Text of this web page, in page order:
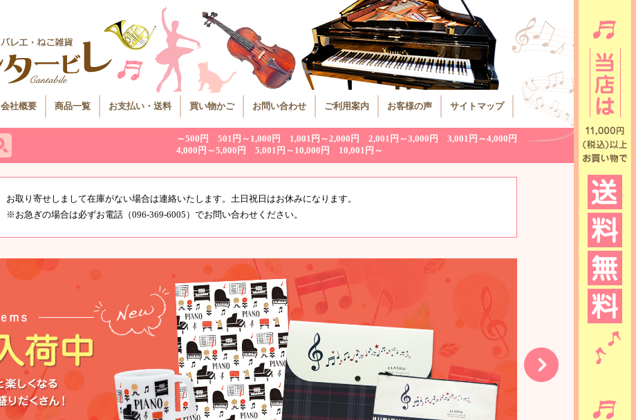
会社概要 商品一覧 お支払い・送料 買い物かご お問い合わせ ご利用案内 お客様の声 サイトマップ
～500円 501円～1,000円 1,001円～2,000円 2,001円～3,000円
3,001円～4,000円
4,000円～5,000円
5,001円～10,000円 10,001円～
お取り寄せしまして在庫がない場合は連絡いたします。土日祝日はお休みになります。
※お急ぎの場合は必ずお電話（096-369-6005）でお問い合わせください。